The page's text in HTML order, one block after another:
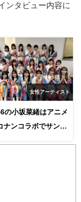
ンタビュー内容に
女性アーティスト
の小坂菜緒はアニメ
ナンコラボでサンデ